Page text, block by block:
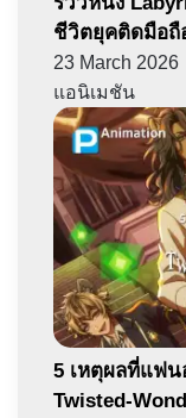
ชีวิตยุคติดมือถื
23 March 2026
แอนิเมชัน
5 เหตุผลที่แฟน
Twisted-